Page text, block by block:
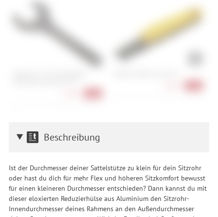
Beschreibung
Ist der Durchmesser deiner Sattelstütze zu klein für dein Sitzrohr
oder hast du dich für mehr Flex und höheren Sitzkomfort bewusst
für einen kleineren Durchmesser entschieden? Dann kannst du mit
dieser eloxierten Reduzierhülse aus Aluminium den Sitzrohr-
Innendurchmesser deines Rahmens an den Außendurchmesser